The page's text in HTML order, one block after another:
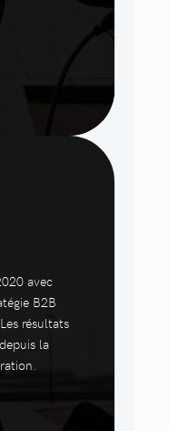
avec
B2B
résultats
la